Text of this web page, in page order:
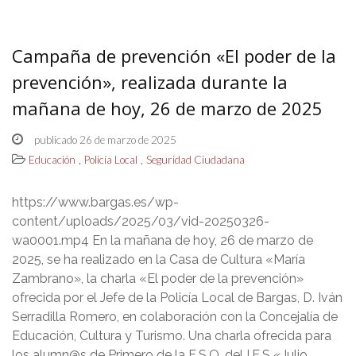
Campaña de prevención «El poder de la
prevención», realizada durante la
mañana de hoy, 26 de marzo de 2025
publicado 26 de marzo de 2025
Educación , Policía Local , Seguridad Ciudadana
https://www.bargas.es/wp-
content/uploads/2025/03/vid-20250326-
wa0001.mp4 En la mañana de hoy, 26 de marzo de
2025, se ha realizado en la Casa de Cultura «María
Zambrano», la charla «El poder de la prevención»
ofrecida por el Jefe de la Policía Local de Bargas, D. Iván
Serradilla Romero, en colaboración con la Concejalía de
Educación, Cultura y Turismo. Una charla ofrecida para